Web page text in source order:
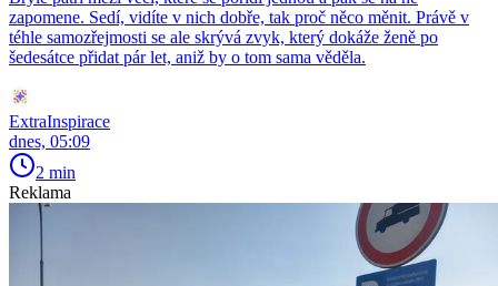
zapomene. Sedí, vidíte v nich dobře, tak proč něco měnit. Právě v
téhle samozřejmosti se ale skrývá zvyk, který dokáže ženě po
šedesátce přidat pár let, aniž by o tom sama věděla.
ExtraInspirace
dnes, 05:09
2 min
Reklama